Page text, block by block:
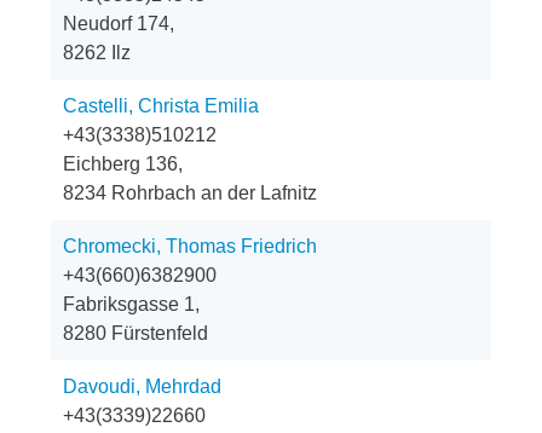
Neudorf 174,
8262 Ilz
Castelli, Christa Emilia
+43(3338)510212
Eichberg 136,
8234 Rohrbach an der Lafnitz
Chromecki, Thomas Friedrich
+43(660)6382900
Fabriksgasse 1,
8280 Fürstenfeld
Davoudi, Mehrdad
+43(3339)22660